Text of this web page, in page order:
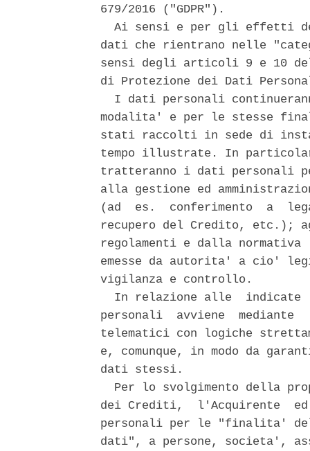
679/2016 ("GDPR").
Ai sensi e per gli effetti
dati che rientrano nelle
sensi degli articoli 9 e 10
di Protezione dei Dati
I dati personali
modalita' e per le stesse
stati raccolti in sede di
tempo illustrate. In
tratteranno i dati personali
alla gestione ed
(ad  es.  conferimento  a
recupero del Credito,
regolamenti e dalla
emesse da autorita' a cio'
vigilanza e controllo.
In relazione alle  indicate
personali  avviene
telematici con logiche
e, comunque, in modo da
dati stessi.
Per lo svolgimento della
dei Crediti,  l'Acquirente
personali per le "finalita'
dati", a persone, societa',